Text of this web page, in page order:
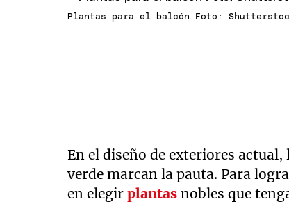
Plantas para el balcón Foto:
En el diseño de exteriores
verde marcan la pauta. Para
en elegirplantas nobles que